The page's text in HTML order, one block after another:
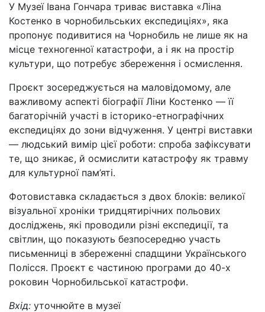
У Музеї Івана Гончара триває виставка «Ліна
Костенко в чорнобильських експедиціях», яка
пропонує подивитися на Чорнобиль не лише як на
місце техногенної катастрофи, а і як на простір
культури, що потребує збереження і осмислення.
Проєкт зосереджується на маловідомому, але
важливому аспекті біографії Ліни Костенко — її
багаторічній участі в історико-етнографічних
експедиціях до зони відчуження. У центрі виставки
— людський вимір цієї роботи: спроба зафіксувати
те, що зникає, й осмислити катастрофу як травму
для культурної пам’яті.
Фотовиставка складається з двох блоків: великої
візуальної хроніки тридцятирічних польових
досліджень, які проводили різні експедиції, та
світлин, що показують безпосередню участь
письменниці в збереженні спадщини Українського
Полісся. Проєкт є частиною програми до 40-х
роковин Чорнобильської катастрофи.
Вхід: уточнюйте в музеї